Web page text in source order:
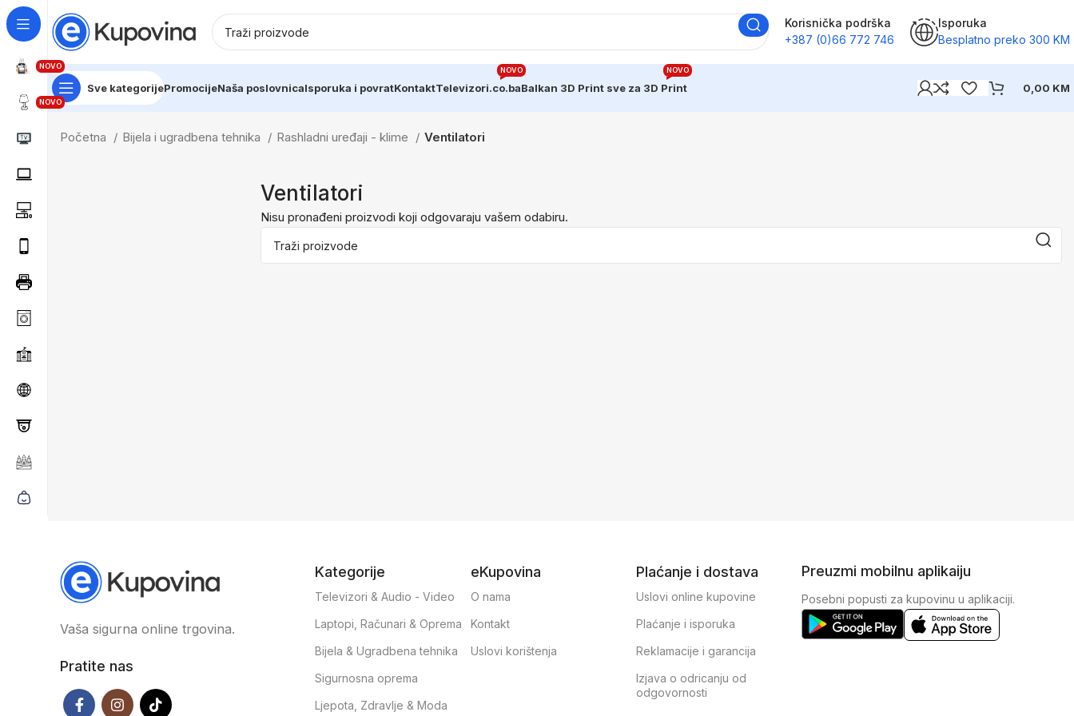
NOVO
NOVO
Korisnička podrška
+387 (0)66 772 746
Isporuka
Besplatno preko 300 KM
Sve kategorijePromocijeNaša poslovnicaIsporuka i povratKontaktTelevizori.co.ba
NOVO
Balkan 3D Print sve za 3D Print
NOVO
0,00 KM
Početna Bijela i ugradbena tehnika Rashladni uređaji - klime Ventilatori
Ventilatori
Nisu pronađeni proizvodi koji odgovaraju vašem odabiru.
Vaša sigurna online trgovina.
Pratite nas
Kategorije
Televizori & Audio - Video
Laptopi, Računari & Oprema
Bijela & Ugradbena tehnika
Sigurnosna oprema
Ljepota, Zdravlje & Moda
eKupovina
O nama
Kontakt
Uslovi korištenja
Plaćanje i dostava
Uslovi online kupovine
Plaćanje i isporuka
Reklamacije i garancija
Izjava o odricanju od
odgovornosti
Preuzmi mobilnu aplikaiju
Posebni popusti za kupovinu u aplikaciji.